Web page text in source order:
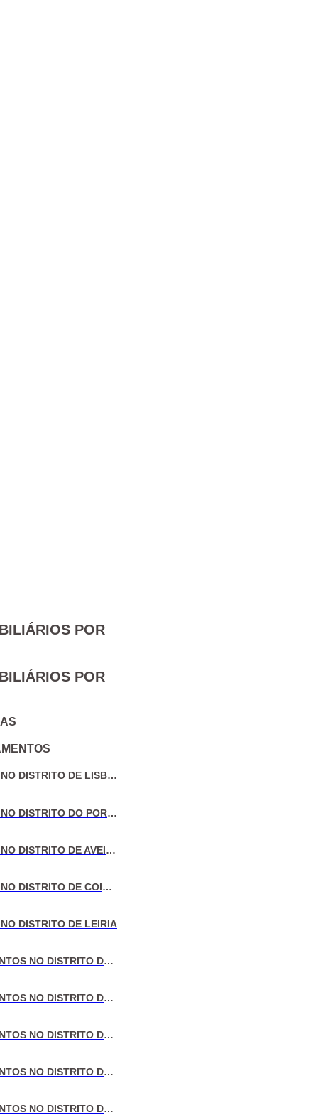
POR
POR
VENDA DE MORADIAS NO DISTRITO DE LISBOA
VENDA DE MORADIAS NO DISTRITO DO PORTO
VENDA DE MORADIAS NO DISTRITO DE AVEIRO
VENDA DE MORADIAS NO DISTRITO DE COIMBRA
DISTRITO DE LEIRIA
VENDA DE APARTAMENTOS NO DISTRITO DE LISBOA
VENDA DE APARTAMENTOS NO DISTRITO DO PORTO
VENDA DE APARTAMENTOS NO DISTRITO DE AVEIRO
VENDA DE APARTAMENTOS NO DISTRITO DE COIMBRA
VENDA DE APARTAMENTOS NO DISTRITO DE LEIRIA